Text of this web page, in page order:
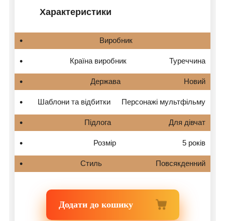
Характеристики
Виробник
Країна виробник Туреччина
Держава Новий
Шаблони та відбитки Персонажі мультфільму
Підлога Для дівчат
Розмір 5 років
Стиль Повсякденний
Додати до кошику